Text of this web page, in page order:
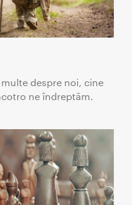
despre noi, cine
ne îndreptăm.